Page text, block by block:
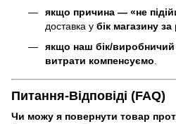
якщо причина — «не
доставка у бік магазину
якщо наш бік/виробничий
витрати компенсуємо
Питання-Відповіді (FAQ)
Чи можу я повернути товар